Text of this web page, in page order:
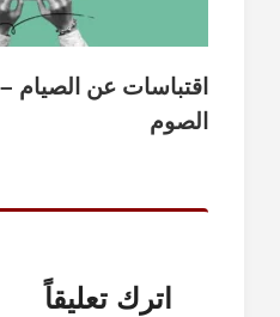
اقتباسات عن الصيام
الصوم
اترك تعليقاً